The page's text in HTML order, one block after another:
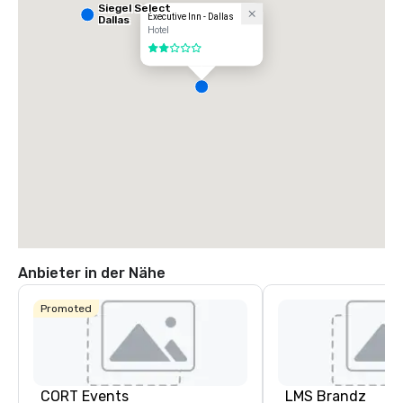
Executive Inn - Dallas
Hotel
2 von 5
Siegel Select
Dallas
Anbieter in der Nähe
Promoted
CORT Events LMS Brandz